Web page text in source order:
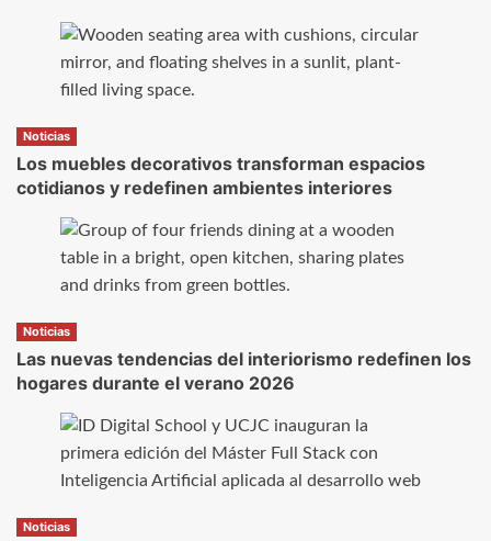
Noticias
Los muebles decorativos transforman espacios
cotidianos y redefinen ambientes interiores
Noticias
Las nuevas tendencias del interiorismo redefinen los
hogares durante el verano 2026
Noticias